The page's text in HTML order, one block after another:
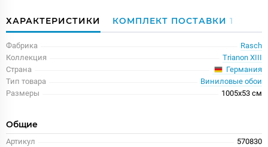
ХАРАКТЕРИСТИКИ КОМПЛЕКТ ПОСТАВКИ 1
Фабрика
Rasch
Коллекция
Trianon XIII
Страна
Германия
Тип товара
Виниловые обои
Размеры
1005x53 см
Общие
Артикул
570830